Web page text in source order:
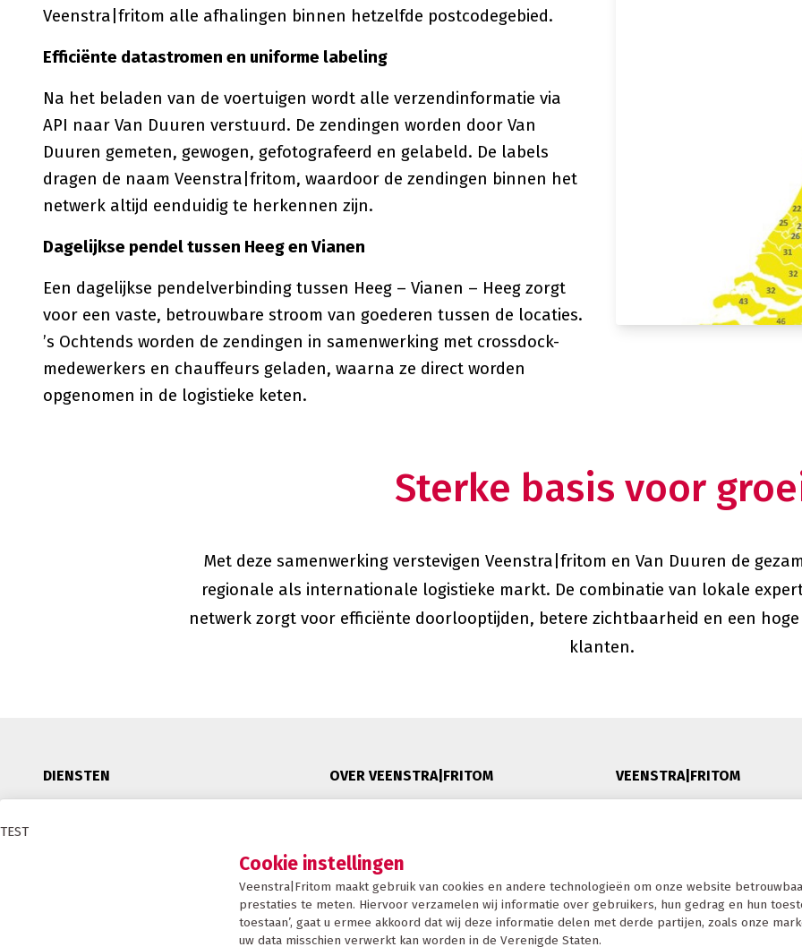
TEST
Cookie instellingen
Veenstra|Fritom maakt gebruik van cookies en andere technologieën om onze website
prestaties te meten. Hiervoor verzamelen wij informatie over gebruikers, hun gedrag en hun
toestaan’, gaat u ermee akkoord dat wij deze informatie delen met derde partijen, zoals onze
uw data misschien verwerkt kan worden in de Verenigde Staten.
Veenstra|fritom alle afhalingen binnen hetzelfde postcodegebied.
Efficiënte datastromen en uniforme labeling
Na het beladen van de voertuigen wordt alle verzendinformatie via
API naar Van Duuren verstuurd. De zendingen worden door Van
Duuren gemeten, gewogen, gefotografeerd en gelabeld. De labels
dragen de naam Veenstra|fritom, waardoor de zendingen binnen het
netwerk altijd eenduidig te herkennen zijn.
Dagelijkse pendel tussen Heeg en Vianen
Een dagelijkse pendelverbinding tussen Heeg – Vianen – Heeg zorgt
voor een vaste, betrouwbare stroom van goederen tussen de locaties.
’s Ochtends worden de zendingen in samenwerking met crossdock-
medewerkers en chauffeurs geladen, waarna ze direct worden
opgenomen in de logistieke keten.
Sterke basis voor
Met deze samenwerking verstevigen Veenstra|fritom en Van Duuren de
regionale als internationale logistieke markt. De combinatie van lokale
netwerk zorgt voor efficiënte doorlooptijden, betere zichtbaarheid en een
klanten.
DIENSTEN
OVER VEENSTRA|FRITOM
Condities
Nieuws
Werken bij Veenstra|Fritom
VEENSTRA|FRITOM
F: +31 515 443 352
info@veenstrafritom.nl